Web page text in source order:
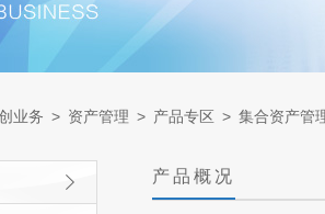
业务 > 资产管理 > 产品专区 > 集合资产管
产品概况